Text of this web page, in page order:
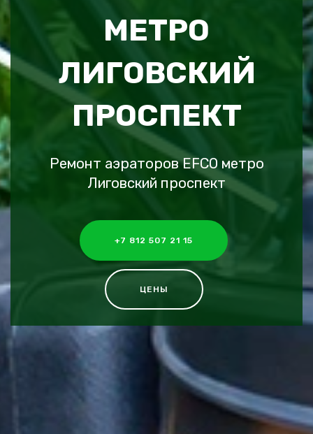
МЕТРО
ЛИГОВСКИЙ
ПРОСПЕКТ
Ремонт аэраторов EFCO метро
Лиговский проспект
+7 812 507 21 15
ЦЕНЫ